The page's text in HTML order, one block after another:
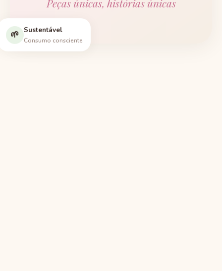
Peças únicas, histórias únicas
🌱 Sustentável
Consumo consciente